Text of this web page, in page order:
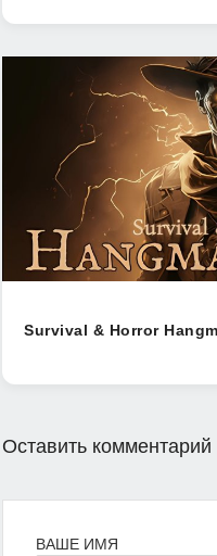
Survival & Horror
Оставить комментарий
ВАШЕ ИМЯ